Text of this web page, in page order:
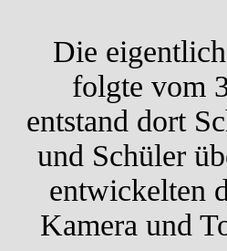
Die
folgte vom
entstand dort
und Schüler
entwickelten
Kamera und